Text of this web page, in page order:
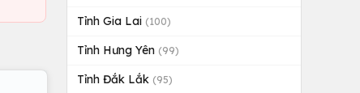
Tỉnh Gia Lai (100)
Tỉnh Hưng Yên (99)
Tỉnh Đắk Lắk (95)